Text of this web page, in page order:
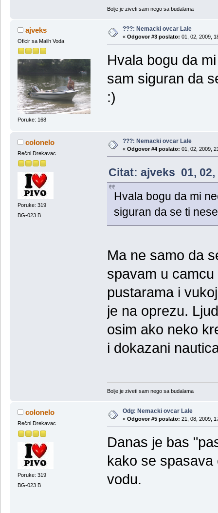
Bolje je ziveti sam nego sa budalama
ajveks
Oficir sa Malih Voda
Poruke: 168
???: Nemacki ovcar Lale
« Odgovor #3 poslato: 01, 02, 2009,
Hvala bogu da
sam siguran da
:)
colonelo
Rečni Drekavac
Poruke: 319
BG-023 B
???: Nemacki ovcar Lale
« Odgovor #4 poslato: 01, 02, 2009,
Citat: ajveks 01, 02,
Hvala bogu da mi
siguran da se ti
Ma ne samo da
spavam u
pustarama i
je na oprezu.
osim ako neko
i dokazani
Bolje je ziveti sam nego sa budalama
colonelo
Rečni Drekavac
Poruke: 319
BG-023 B
Odg: Nemacki ovcar Lale
« Odgovor #5 poslato: 21, 08, 2009,
Danas je bas
kako se
vodu.